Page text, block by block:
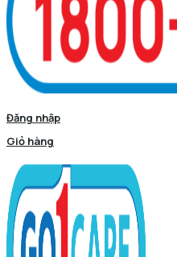
Đăng nhập
Giỏ hàng